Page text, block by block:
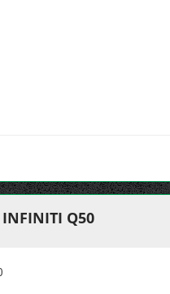
INFINITI Q50